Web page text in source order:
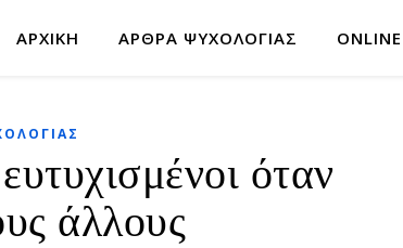
ΑΡΧΙΚΉ ΆΡΘΡΑ ΨΥΧΟΛΟΓΊΑΣ
όταν
άλλους